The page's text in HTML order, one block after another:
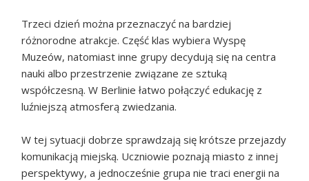
Trzeci dzień można przeznaczyć na bardziej
różnorodne atrakcje. Część klas wybiera Wyspę
Muzeów, natomiast inne grupy decydują się na centra
nauki albo przestrzenie związane ze sztuką
współczesną. W Berlinie łatwo połączyć edukację z
luźniejszą atmosferą zwiedzania.
W tej sytuacji dobrze sprawdzają się krótsze przejazdy
komunikacją miejską. Uczniowie poznają miasto z innej
perspektywy, a jednocześnie grupa nie traci energii na